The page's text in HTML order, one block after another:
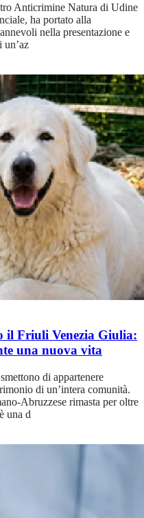
Anticrimine Natura di Udine
ha portato alla
nella presentazione e
il Friuli Venezia Giulia:
una nuova vita
di appartenere
di un’intera comunità.
Abruzzese rimasta per oltre
una d